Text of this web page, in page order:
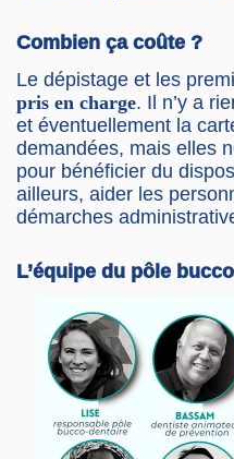
Combien ça coûte ?
Le dépistage et les
pris en charge. Il n’y a
et éventuellement la
demandées, mais elles
pour bénéficier du
ailleurs, aider les
démarches
L’équipe du pôle